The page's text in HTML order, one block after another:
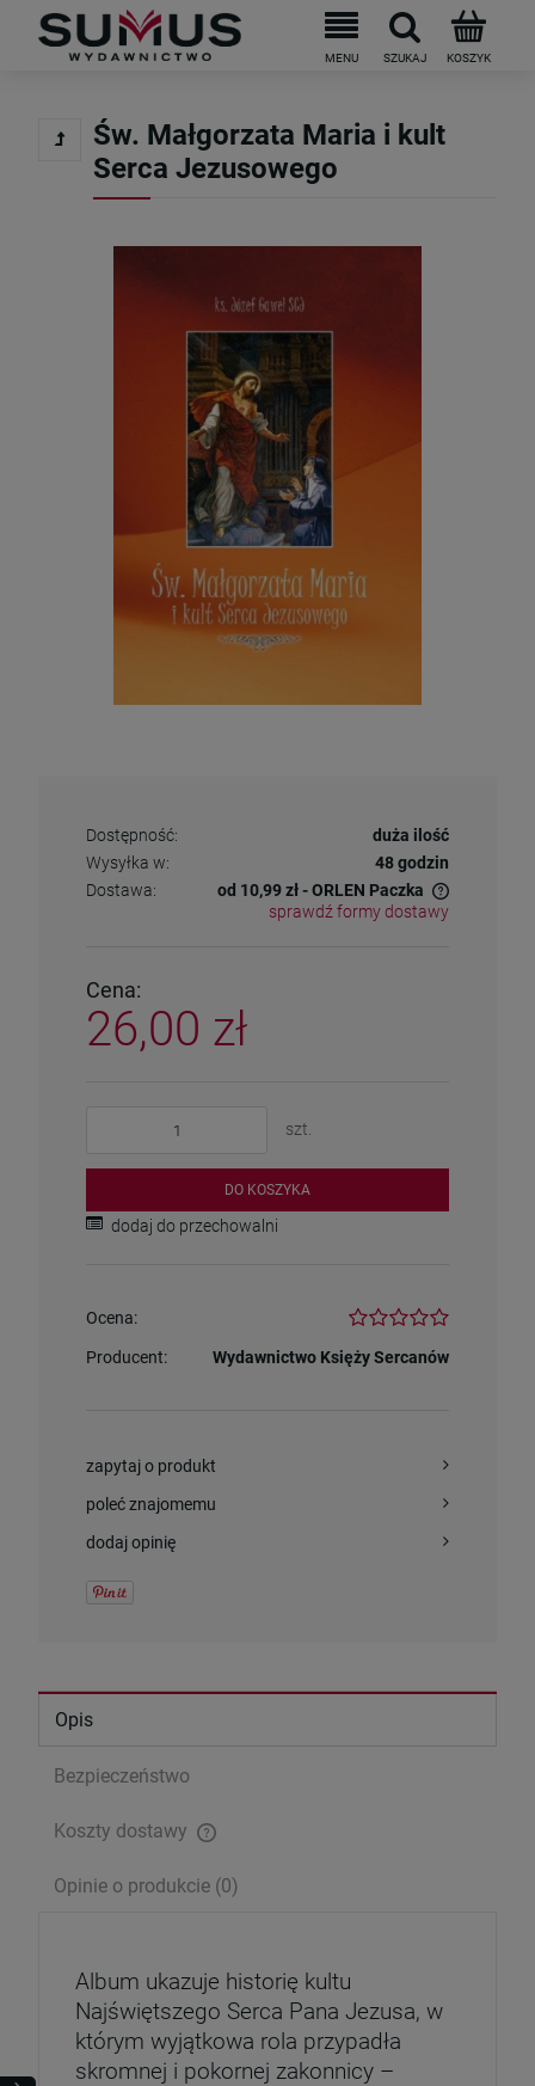
wezwań Litanii do NSPJ
29,99 zł
Cena regularna: 39,99 zł
Najniższa cena: 29,99 zł
Św. Małgorzata Maria i kult
Serca Jezusowego
Dostępność:
duża ilość
Wysyłka w:
48 godzin
Dostawa:
od 10,99 zł- ORLEN Paczka
Cena nie zawiera ewentualnych kosztów płatności
sprawdź formy dostawy
Cena:
26,00 zł
szt.
DO KOSZYKA
dodaj do przechowalni
Ocena:
Producent: Wydawnictwo Księży Sercanów
zapytaj o produkt
poleć znajomemu
dodaj opinię
Opis
Bezpieczeństwo
Koszty dostawy
Opinie o produkcie (0)
Album ukazuje historię kultu
Najświętszego Serca Pana Jezusa, w
którym wyjątkowa rola przypadła
skromnej i pokornej zakonnicy –